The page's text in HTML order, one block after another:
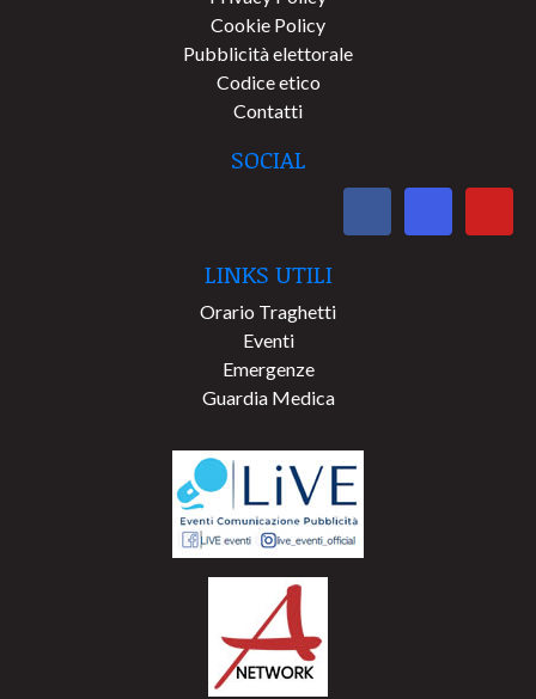
Cookie Policy
Pubblicità elettorale
Codice etico
Contatti
SOCIAL
LINKS UTILI
Orario Traghetti
Eventi
Emergenze
Guardia Medica